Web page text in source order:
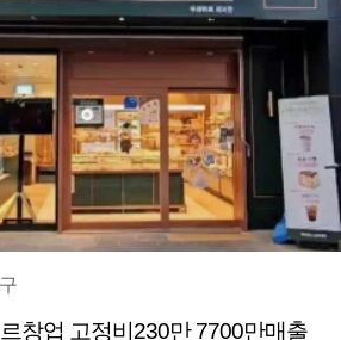
창업 고정비230만 7700만매출